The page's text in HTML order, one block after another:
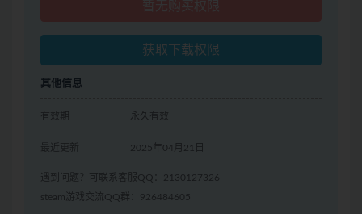
获取下载权限
其他信息
有效期 永久有效
最近更新 2025年04月21日
遇到问题？可联系客服QQ：2130127326
steam游戏交流QQ群：926484605